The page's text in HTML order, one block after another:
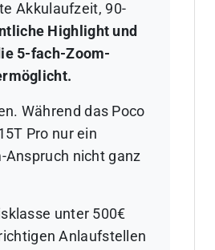
Akkulaufzeit, 90-
Highlight und
5-fach-Zoom-
Während das Poco
Pro nur ein
Anspruch nicht ganz
unter 500€
Anlaufstellen